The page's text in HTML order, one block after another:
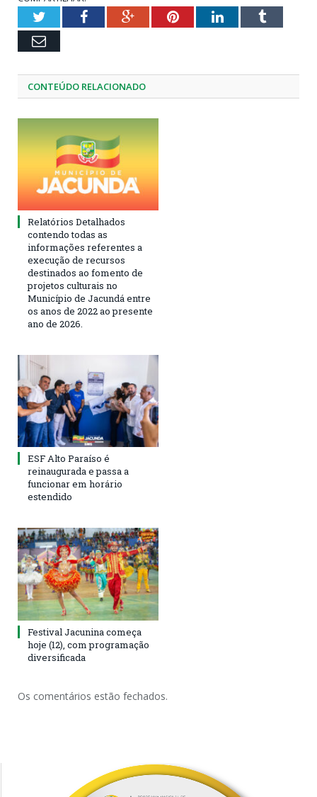
TwitterFacebookGoogle+PinterestLinkedInTumblr
Email
CONTEÚDO RELACIONADO
Relatórios Detalhados
contendo todas as
informações referentes a
execução de recursos
destinados ao fomento de
projetos culturais no
Município de Jacundá entre
os anos de 2022 ao presente
ano de 2026.
ESF Alto Paraíso é
reinaugurada e passa a
funcionar em horário
estendido
Festival Jacunina começa
hoje (12), com programação
diversificada
Os comentários estão fechados.